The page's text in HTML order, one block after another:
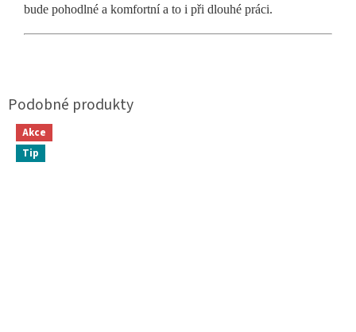
bude pohodlné a komfortní a to i při dlouhé práci.
Akce
Tip